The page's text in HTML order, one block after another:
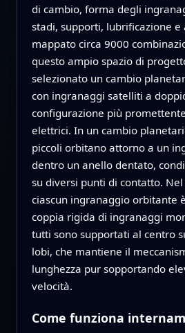
di cambio, forma degli
stadi, supporti, lubrificazione
mappato circa 9000
questo ampio spazio di
selezionato un cambio
con ingranaggi satelliti a
configurazione più
elettrici. In un cambio
piccoli orbitano attorno a un
dentro un anello dentato,
su diversi punti di contatto.
ciascun ingranaggio orbitante
coppia rigida di ingranaggi
tutti sono supportati al centro
lobi, che mantiene il
lunghezza pur sopportando
velocità.
Come funziona